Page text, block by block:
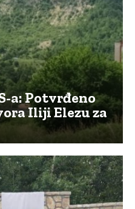
a: Potvrđeno
Iliji Elezu za